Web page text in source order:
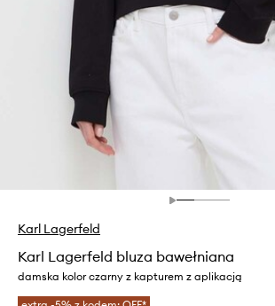
Karl Lagerfeld
Karl Lagerfeld bluza bawełniana
damska kolor czarny z kapturem z aplikacją